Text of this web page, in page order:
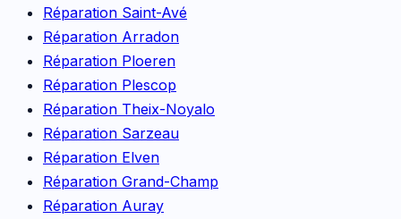
Réparation Saint-Avé
Réparation Arradon
Réparation Ploeren
Réparation Plescop
Réparation Theix-Noyalo
Réparation Sarzeau
Réparation Elven
Réparation Grand-Champ
Réparation Auray